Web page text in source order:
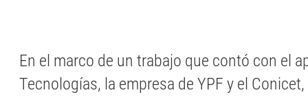
En el marco de un trabajo que contó con el
Tecnologías, la empresa de YPF y el